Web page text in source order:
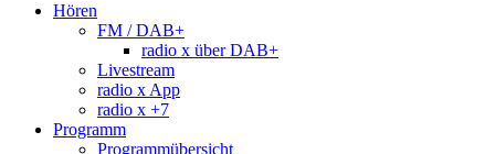
Hören
FM / DAB+
radio x über DAB+
Livestream
radio x App
radio x +7
Programm
Programmübersicht